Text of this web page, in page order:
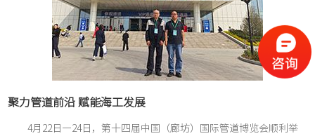
聚力管道前沿 赋能海工发展
4月22日—24日，第十四届中国（廊坊）国际管道博览会顺利举